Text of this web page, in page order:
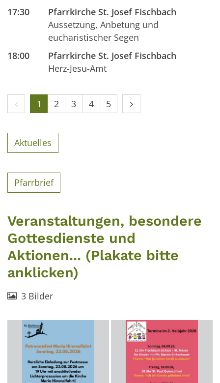
17:30
Pfarrkirche St. Josef Fischbach
Aussetzung, Anbetung und
eucharistischer Segen
18:00
Pfarrkirche St. Josef Fischbach
Herz-Jesu-Amt
Vorherige Seite
1 2 3 4 5 Nächste Seite
Aktuelles
Pfarrbrief
Veranstaltungen, besondere
Gottesdienste und
Aktionen... (Plakate bitte
anklicken)
3 Bilder